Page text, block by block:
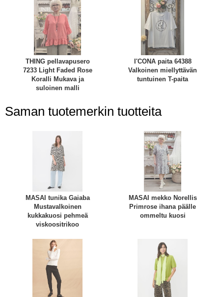
THING pellavapusero
7233 Light Faded Rose
Koralli Mukava ja
suloinen malli
I'CONA paita 64388
Valkoinen miellyttävän
tuntuinen T-paita
Saman tuotemerkin tuotteita
MASAI tunika Gaiaba
Mustavalkoinen
kukkakuosi pehmeä
viskoositrikoo
MASAI mekko Norellis
Primrose ihana päälle
ommeltu kuosi